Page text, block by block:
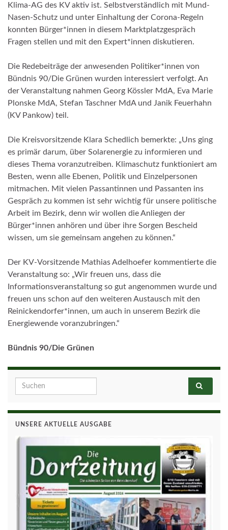
Klima-AG des KV aktiv ist. Selbstverständlich mit Mund-
Nasen-Schutz und unter Einhaltung der Corona-Regeln
konnten Bürger*innen in diesem Marktplatzgespräch
Fragen stellen und mit den Expert*innen diskutieren.
Die Redebeiträge der anwesenden Politiker*innen von
Bündnis 90/Die Grünen wurden interessiert verfolgt. An
der Veranstaltung nahmen Georg Kössler MdA, Eva Marie
Plonske MdA, Stefan Taschner MdA und Janik Feuerhahn
(KV Pankow) teil.
Die Kreisvorsitzende Klara Schedlich bemerkte: „Uns ging
es primär darum, über Solarenergie zu informieren und
dieses Thema voranzutreiben. Klimaschutz funktioniert am
Besten, wenn alle Ebenen, Politik und Einzelpersonen
mitmachen. Mit vielen Passantinnen und Passanten ins
Gespräch zu kommen ist sehr wichtig für unsere politische
Arbeit im Bezirk, denn wir wollen die Anliegen der
Bürger*innen anhören und über ihre Sorgen Bescheid
wissen, um sie gemeinsam angehen zu können.“
Der KV-Vorsitzende Mathias Adelhoefer kommentierte die
Veranstaltung so: „Wir freuen uns, dass die
Informationsveranstaltung so gut angenommen wurde und
freuen uns schon auf den weiteren Austausch mit den
Reinickendorfer*innen, um auch in unserem Bezirk die
Energiewende voranzubringen.“
Bündnis 90/Die Grünen
Search for:
UNSERE AKTUELLE AUSGABE